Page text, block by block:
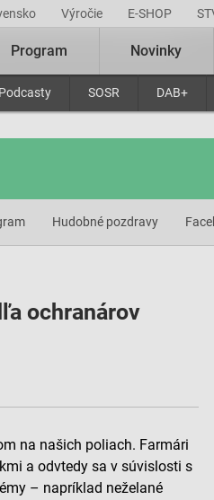
Výročie E-SHOP
Podcasty SOSR DAB+
Program Novinky
Hudobné pozdravy
ochranárov
na našich poliach. Farmári
a odvtedy sa v súvislosti s
– napríklad neželané